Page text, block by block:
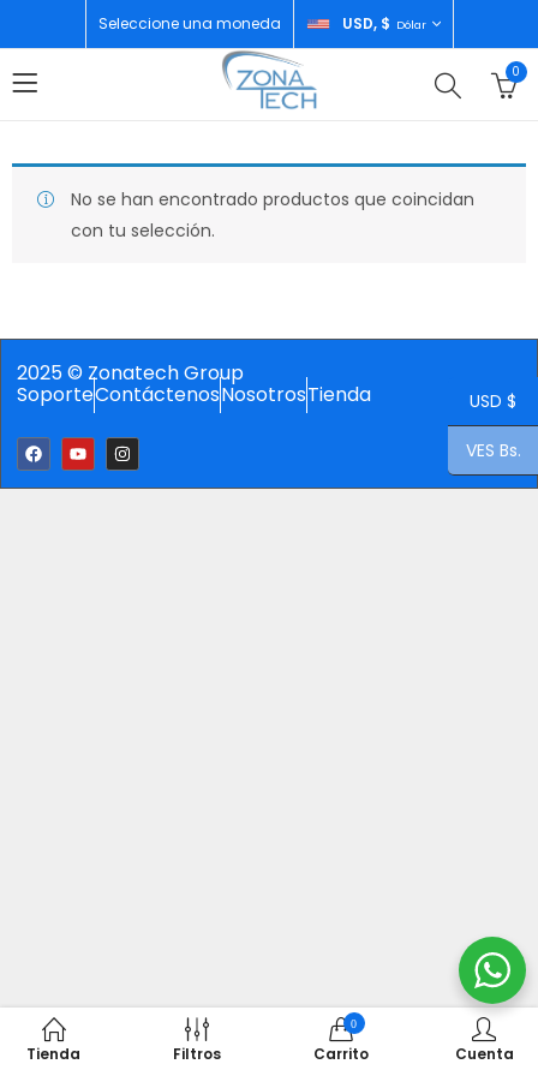
Seleccione una moneda USD, $ Dólar
0
No se han encontrado productos que coincidan
con tu selección.
2025 © Zonatech Group
SoporteContáctenosNosotrosTienda
Tienda Filtros
0
Carrito Cuenta
USD $
VES Bs.